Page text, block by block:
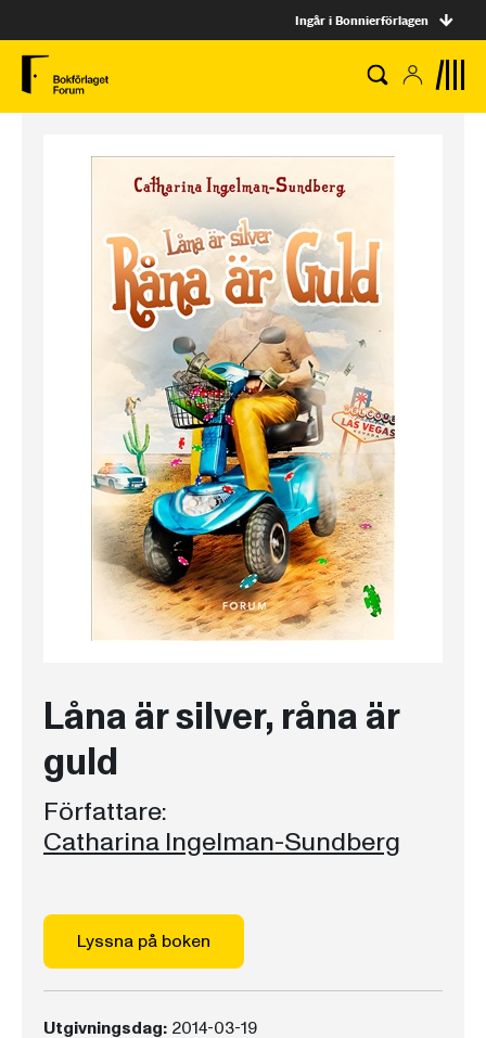
Ingår i Bonnierförlagen
Låna är silver, råna är
guld
Författare:
Catharina Ingelman-Sundberg
Lyssna på boken
Utgivningsdag: 2014-03-19